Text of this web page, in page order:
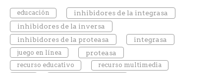
educación
inhibidores de la integrasa
inhibidores de la inversa
inhibidores de la proteasa
integrasa
juego en línea proteasa
recurso educativo
recurso multimedia